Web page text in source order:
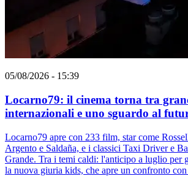
05/08/2026 - 15:39
Locarno79: il cinema torna tra
internazionali e uno sguardo al
Locarno79 apre con 233 film, star come
Argento e Saldaña, e i classici Taxi Driver e
Grande. Tra i temi caldi: l'anticipo a luglio per
la nuova giuria kids, che apre un confronto